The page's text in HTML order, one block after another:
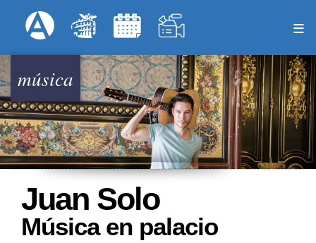
al
principal
Menú Superior
música
Juan Solo
Música en palacio